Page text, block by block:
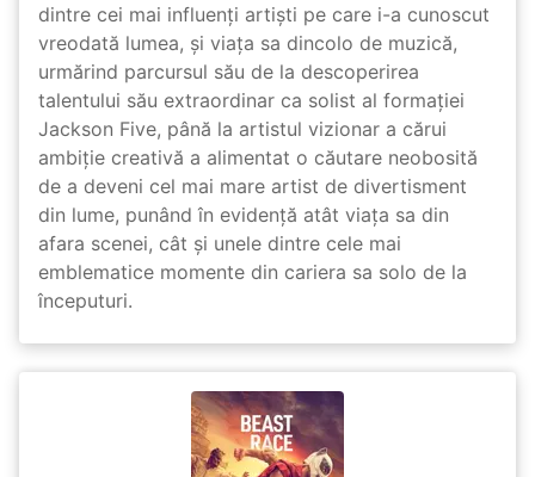
dintre cei mai influenți artiști pe care i-a cunoscut
vreodată lumea, și viața sa dincolo de muzică,
urmărind parcursul său de la descoperirea
talentului său extraordinar ca solist al formației
Jackson Five, până la artistul vizionar a cărui
ambiție creativă a alimentat o căutare neobosită
de a deveni cel mai mare artist de divertisment
din lume, punând în evidență atât viața sa din
afara scenei, cât și unele dintre cele mai
emblematice momente din cariera sa solo de la
începuturi.